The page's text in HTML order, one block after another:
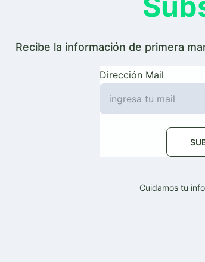
Recibe la información de primera
Dirección Mail
Cuidamos tu